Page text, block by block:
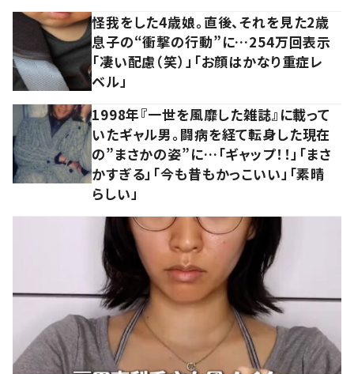
怪我をした4歳娘。直後、それを見た2歳
息子の“衝撃の行動”に…254万回表示
「凄い配慮（笑）」「お顔はかなり重症レ
ベル」
1998年『一世を風靡した雑誌』に載って
いたギャル男。闘病を経て転身した現在
の”まさかの姿”に…「ギャップ！！」「まさ
かすぎる」「今も昔もかっこいい」「素晴
らしい」